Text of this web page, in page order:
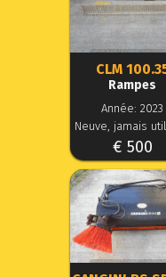
CLM
Rampes
Année: 2023
Neuve, jamais
€ 500